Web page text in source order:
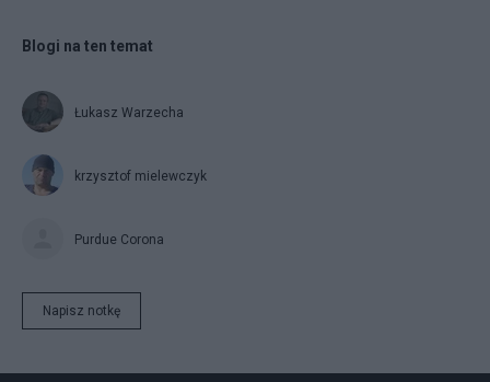
Blogi na ten temat
Łukasz Warzecha
krzysztof mielewczyk
Purdue Corona
Napisz notkę